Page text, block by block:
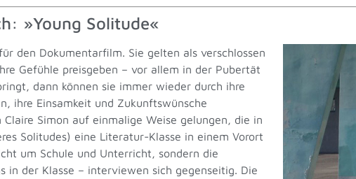
»Young Solitude«
den Dokumentarfilm. Sie gelten als verschlossen
Gefühle preisgeben – vor allem in der Pubertät
dann können sie immer wieder durch ihre
ihre Einsamkeit und Zukunftswünsche
Claire Simon auf einmalige Weise gelungen, die in
Solitudes) eine Literatur-Klasse in einem Vorort
um Schule und Unterricht, sondern die
in der Klasse – interviewen sich gegenseitig. Die